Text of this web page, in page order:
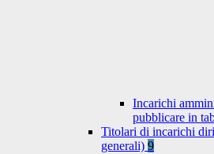
Incarichi
pubblicare in
Titolari di incarichi
generali) 9